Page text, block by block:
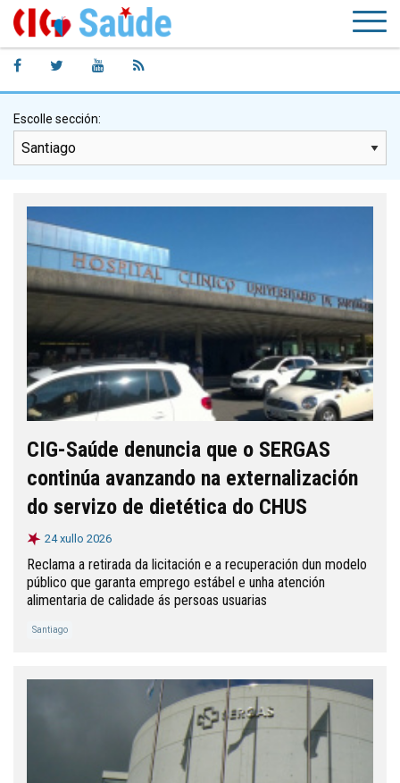
Escolle sección:
CIG-Saúde denuncia que o SERGAS
continúa avanzando na externalización
do servizo de dietética do CHUS
24 xullo 2026
Reclama a retirada da licitación e a recuperación dun modelo
público que garanta emprego estábel e unha atención
alimentaria de calidade ás persoas usuarias
Santiago